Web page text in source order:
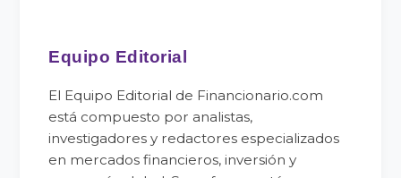
Equipo Editorial
El Equipo Editorial de Financionario.com
está compuesto por analistas,
investigadores y redactores especializados
en mercados financieros, inversión y